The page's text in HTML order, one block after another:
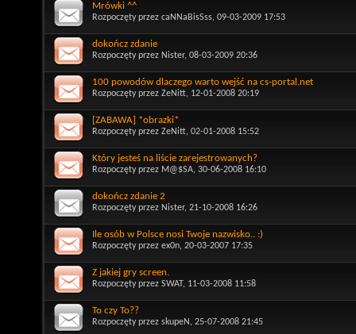
Mrówki ^^
Rozpoczęty przez caNNaBisSss, 09-03-2009 17:53
dokończ zdanie
Rozpoczęty przez Nister, 08-03-2009 20:36
100 powodów dlaczego warto wejść na cs-portal.net
Rozpoczęty przez ZeNitt, 12-01-2008 20:19
[ZABAWA] *obrazki*
Rozpoczęty przez ZeNitt, 02-01-2008 15:52
Który jesteś na liście zarejestrowanych?
Rozpoczęty przez M@$SA, 30-06-2008 16:10
dokończ zdanie 2
Rozpoczęty przez Nister, 21-10-2008 16:26
Ile osób w Polsce nosi Twoje nazwisko.. :)
Rozpoczęty przez ex0n, 20-03-2007 17:35
Z jakiej gry screen.
Rozpoczęty przez SWAT , 11-03-2008 11:58
To czy To??
Rozpoczęty przez skupeN , 25-07-2008 21:45